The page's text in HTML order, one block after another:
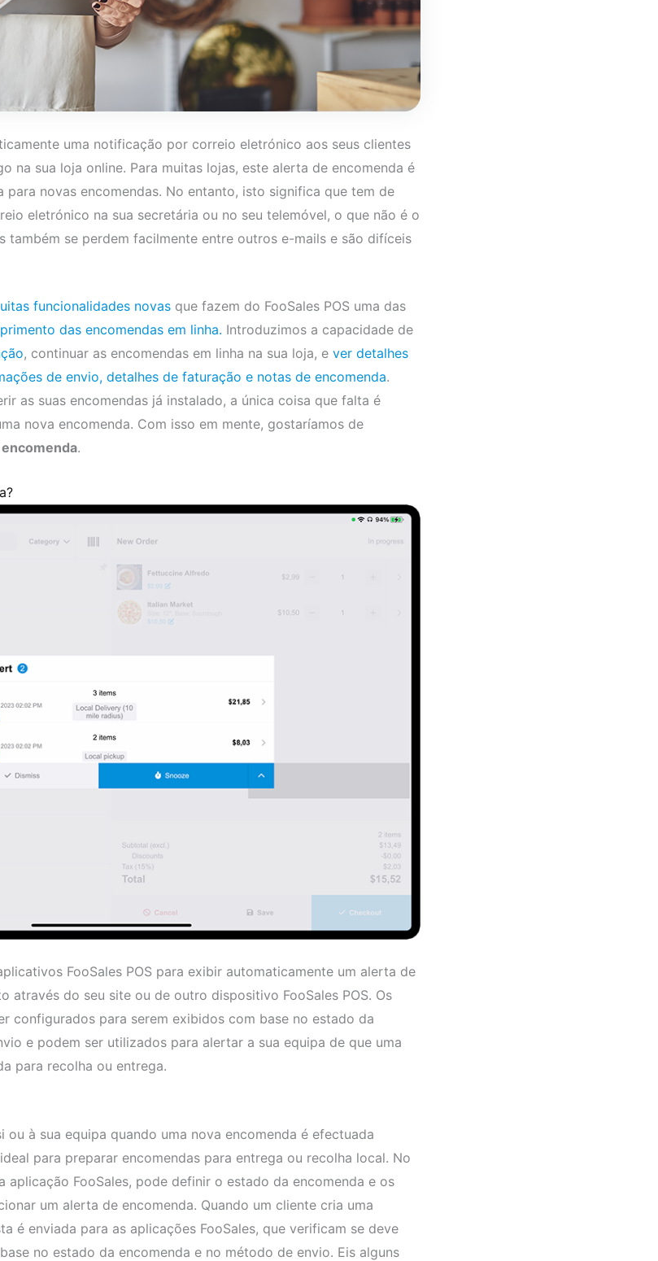
uma notificação por correio eletrónico aos seus clientes
na sua loja online. Para muitas lojas, este alerta de encomenda é
novas encomendas. No entanto, isto significa que tem de
eletrónico na sua secretária ou no seu telemóvel, o que não é o
também se perdem facilmente entre outros e-mails e são difíceis
funcionalidades novas que fazem do FooSales POS uma das
das encomendas em linha. Introduzimos a capacidade de
, continuar as encomendas em linha na sua loja, e ver detalhes
de envio, detalhes de faturação e notas de encomenda.
as suas encomendas já instalado, a única coisa que falta é
nova encomenda. Com isso em mente, gostaríamos de
.
FooSales POS para exibir automaticamente um alerta de
através do seu site ou de outro dispositivo FooSales POS. Os
configurados para serem exibidos com base no estado da
e podem ser utilizados para alertar a sua equipa de que uma
para recolha ou entrega.
à sua equipa quando uma nova encomenda é efectuada
para preparar encomendas para entrega ou recolha local. No
aplicação FooSales, pode definir o estado da encomenda e os
um alerta de encomenda. Quando um cliente cria uma
é enviada para as aplicações FooSales, que verificam se deve
no estado da encomenda e no método de envio. Eis alguns